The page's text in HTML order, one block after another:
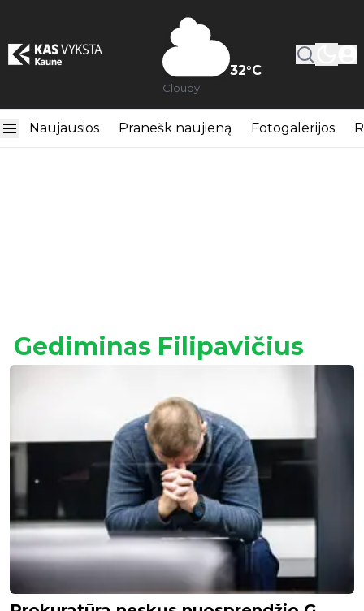
32°C
Cloudy
Naujausios Pranešk naujieną Fotogalerijos
Gediminas Filipavičius